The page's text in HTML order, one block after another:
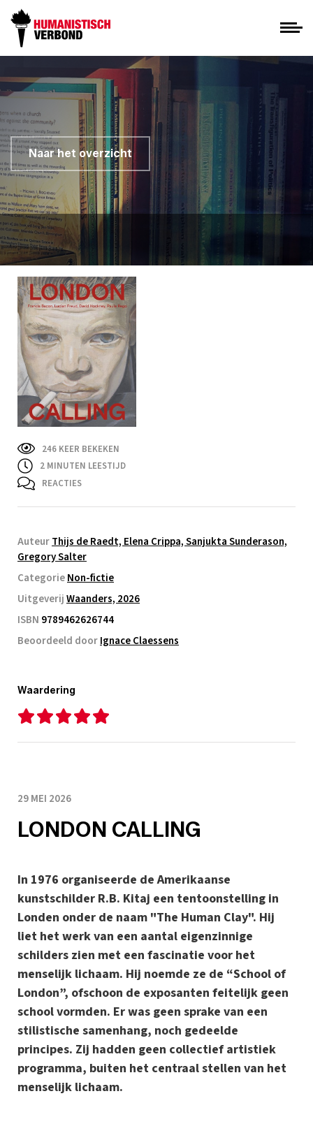
Naar het overzicht
246 KEER BEKEKEN
2 MINUTEN LEESTIJD
REACTIES
AuteurThijs de Raedt, Elena Crippa, Sanjukta Sunderason,
Gregory Salter
CategorieNon-fictie
UitgeverijWaanders, 2026
ISBN 9789462626744
Beoordeeld doorIgnace Claessens
Waardering
29 MEI 2026
LONDON CALLING
In 1976 organiseerde de Amerikaanse
kunstschilder R.B. Kitaj een tentoonstelling in
Londen onder de naam "The Human Clay". Hij
liet het werk van een aantal eigenzinnige
schilders zien met een fascinatie voor het
menselijk lichaam. Hij noemde ze de “School of
London”, ofschoon de exposanten feitelijk geen
school vormden. Er was geen sprake van een
stilistische samenhang, noch gedeelde
principes. Zij hadden geen collectief artistiek
programma, buiten het centraal stellen van het
menselijk lichaam.